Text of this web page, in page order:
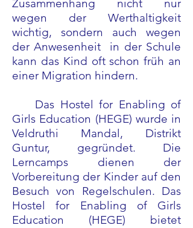
Zusammenhang nicht nur
wegen der Werthaltigkeit
wichtig, sondern auch wegen
der Anwesenheit
in der Schule
kann das Kind oft schon früh an
einer Migration hindern.
Das Hostel for Enabling of
Girls Education (HEGE) wurde in
Veldruthi Mandal, Distrikt
Guntur, gegründet. Die
Lerncamps dienen der
Vorbereitung der Kinder auf den
Besuch von Regelschulen. Das
Hostel for Enabling of Girls
Education (HEGE) bietet